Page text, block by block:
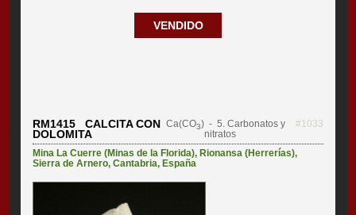
VENDIDO
RM1415 CALCITA CON
DOLOMITA
Ca(CO3)- 5. Carbonatos y
nitratos
#1033
Mina La Cuerre (Minas de la Florida), Rionansa (Herrerías),
Sierra de Arnero,Cantabria, España